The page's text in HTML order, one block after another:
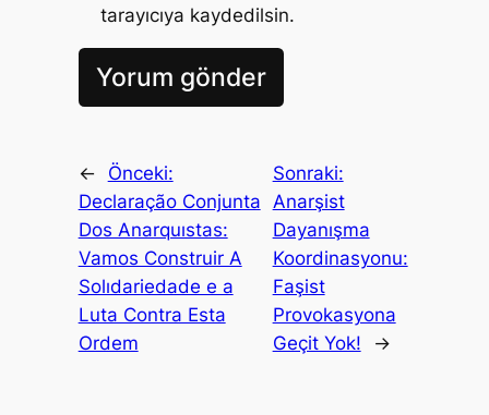
tarayıcıya kaydedilsin.
←
Önceki:
Declaração Conjunta
Dos Anarquıstas:
Vamos Construir A
Solıdariedade e a
Luta Contra Esta
Ordem
Sonraki:
Anarşist
Dayanışma
Koordinasyonu:
Faşist
Provokasyona
Geçit Yok!
→